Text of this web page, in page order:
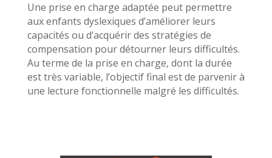
Une prise en charge adaptée peut permettre
aux enfants dyslexiques d’améliorer leurs
capacités ou d’acquérir des stratégies de
compensation pour détourner leurs difficultés.
Au terme de la prise en charge, dont la durée
est très variable, l’objectif final est de parvenir à
une lecture fonctionnelle malgré les difficultés.